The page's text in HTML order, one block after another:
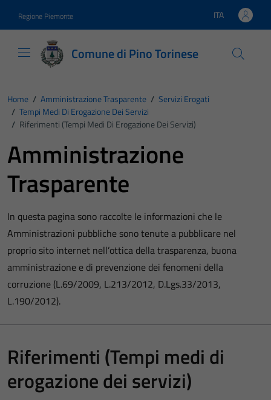
Regione Piemonte Lingua attiva:
ITA
Comune di Pino Torinese
Home / Amministrazione Trasparente / Servizi Erogati
/ Tempi Medi Di Erogazione Dei Servizi
/ Riferimenti (Tempi Medi Di Erogazione Dei Servizi)
Amministrazione
Trasparente
In questa pagina sono raccolte le informazioni che le
Amministrazioni pubbliche sono tenute a pubblicare nel
proprio sito internet nell’ottica della trasparenza, buona
amministrazione e di prevenzione dei fenomeni della
corruzione (L.69/2009, L.213/2012, D.Lgs.33/2013,
L.190/2012).
Riferimenti (Tempi medi di
erogazione dei servizi)